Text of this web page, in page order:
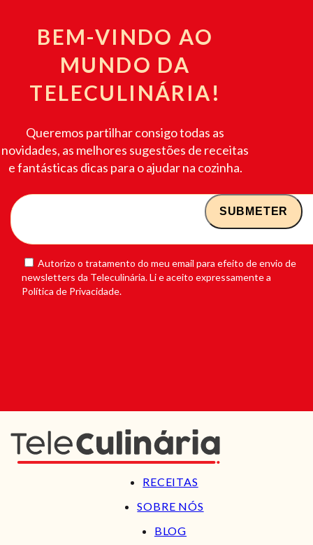
BEM-VINDO AO
MUNDO DA
TELECULINÁRIA!
Queremos partilhar consigo todas as
novidades, as melhores sugestões de receitas
e fantásticas dicas para o ajudar na cozinha.
Autorizo o tratamento do meu email para efeito de envio de
newsletters da Teleculinária. Li e aceito expressamente a
Política de Privacidade.
RECEITAS
SOBRE NÓS
BLOG